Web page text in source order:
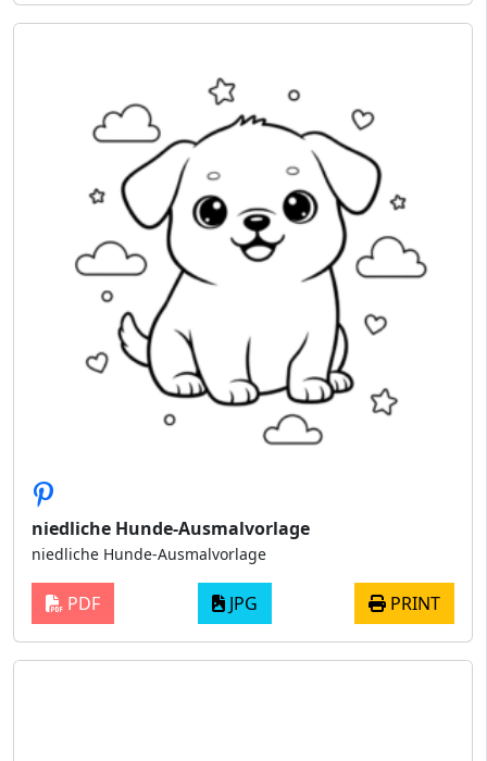
niedliche Hunde-Ausmalvorlage
niedliche Hunde-Ausmalvorlage
PDF JPG PRINT